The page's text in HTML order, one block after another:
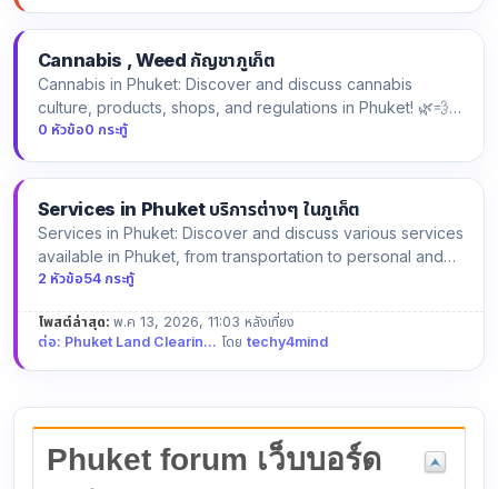
Cannabis , Weed กัญชาภูเก็ต
Cannabis in Phuket: Discover and discuss cannabis
culture, products, shops, and regulations in Phuket! 🌿💨
กัญชาภูเก็ต: …
0 หัวข้อ0 กระทู้
Services in Phuket บริการต่างๆ ในภูเก็ต
Services in Phuket: Discover and discuss various services
available in Phuket, from transportation to personal and
prof…
2 หัวข้อ54 กระทู้
โพสต์ล่าสุด: พ.ค 13, 2026, 11:03 หลังเที่ยง
ต่อ: Phuket Land Clearin... โดย techy4mind
Phuket forum เว็บบอร์ด